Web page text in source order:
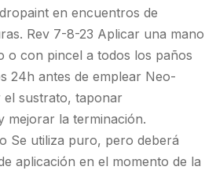
en encuentros de
Rev 7-8-23 Aplicar una mano
o con pincel a todos los paños
24h antes de emplear Neo-
sustrato, taponar
mejorar la terminación.
Se utiliza puro, pero deberá
aplicación en el momento de la